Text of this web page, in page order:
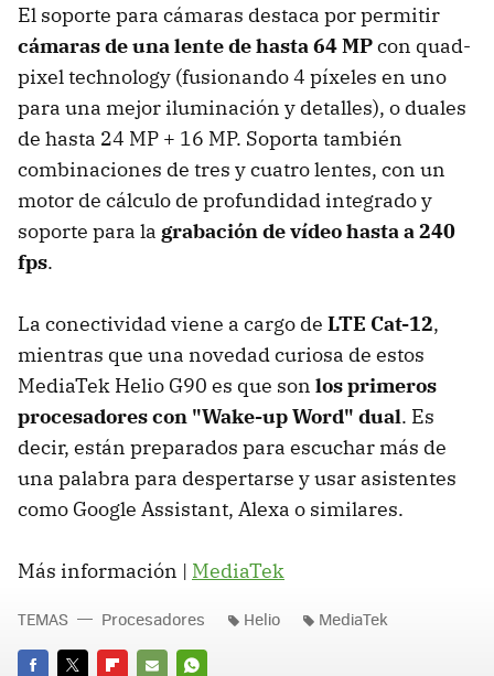
El soporte para cámaras destaca por permitir
cámaras de una lente de hasta 64 MPcon quad-
pixel technology (fusionando 4 píxeles en uno
para una mejor iluminación y detalles), o duales
de hasta 24 MP + 16 MP. Soporta también
combinaciones de tres y cuatro lentes, con un
motor de cálculo de profundidad integrado y
soporte para la grabación de vídeo hasta a 240
fps.
La conectividad viene a cargo de LTE Cat-12,
mientras que una novedad curiosa de estos
MediaTek Helio G90 es que son los primeros
procesadores con "Wake-up Word" dual. Es
decir, están preparados para escuchar más de
una palabra para despertarse y usar asistentes
como Google Assistant, Alexa o similares.
Más información | MediaTek
TEMAS Procesadores Helio MediaTek